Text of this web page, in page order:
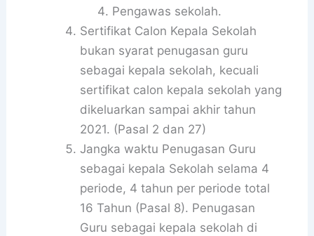
Pengawas sekolah.
Sertifikat Calon Kepala Sekolah
bukan syarat penugasan guru
sebagai kepala sekolah, kecuali
sertifikat calon kepala sekolah yang
dikeluarkan sampai akhir tahun
2021. (Pasal 2 dan 27)
Jangka waktu Penugasan Guru
sebagai kepala Sekolah selama 4
periode, 4 tahun per periode total
16 Tahun (Pasal 8). Penugasan
Guru sebagai kepala sekolah di